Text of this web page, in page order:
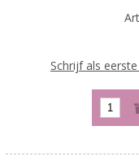
Schrijf als